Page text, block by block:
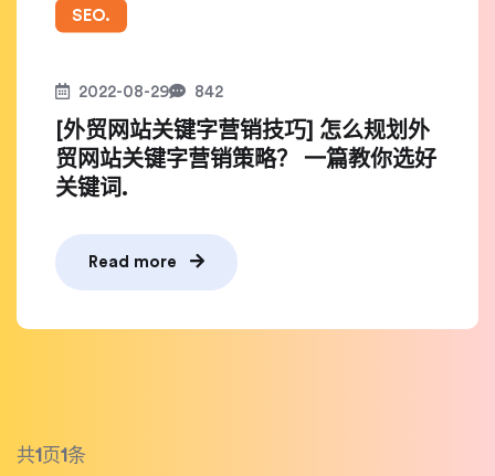
SEO.
2022-08-29 842
[外贸网站关键字营销技巧] 怎么规划外
贸网站关键字营销策略？ 一篇教你选好
关键词.
Read more
共1 页1条